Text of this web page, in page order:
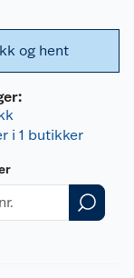
og hent
i 1 butikker